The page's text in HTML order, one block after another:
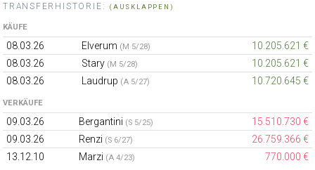
TRANSFERHISTORIE: (AUSKLAPPEN)
KÄUFE
08.03.26 Elverum (M 5/28)
10.205.621 €
08.03.26
Stary (M 5/28)
10.205.621 €
08.03.26
Laudrup (A 5/27) 10.720.645 €
VERKÄUFE
09.03.26 Bergantini (S 5/25)
15.510.730 €
09.03.26
Renzi (S 6/27)
26.759.366 €
13.12.10
Marzi (A 4/23) 770.000 €